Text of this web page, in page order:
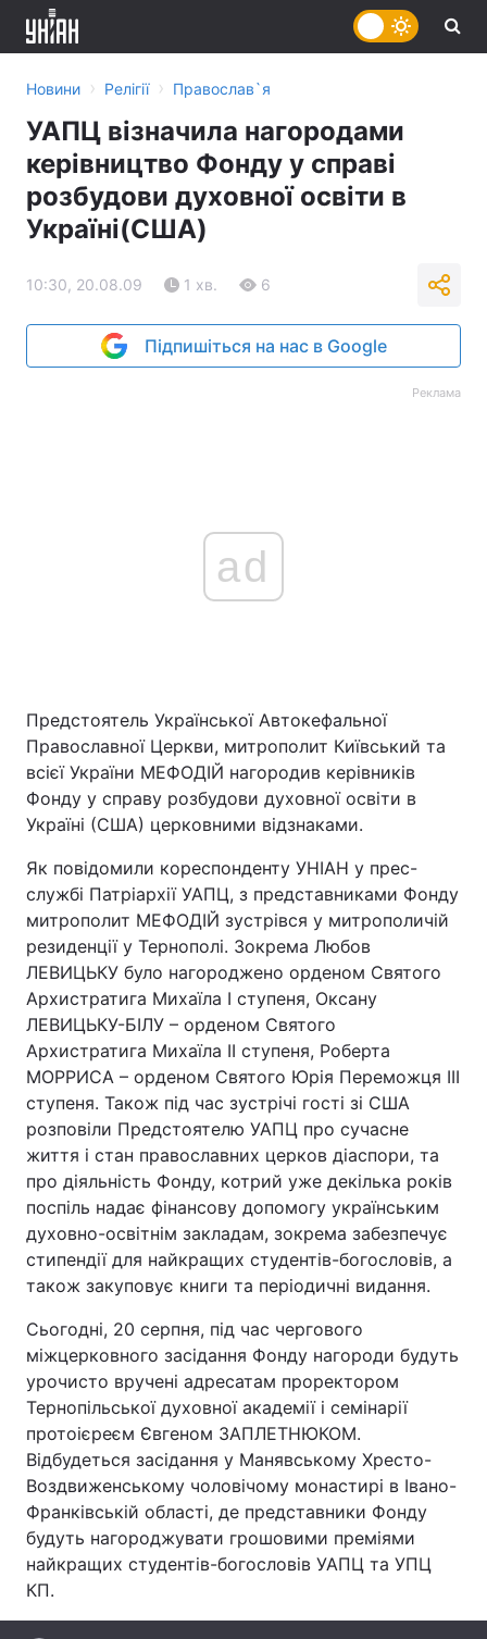
Головна Війна
Україна Політика
Економіка Світ
Спорт Наука
Техно і зв'язок Лайт
Здоров'я Туризм
Цікавинки Погода
Екологія
Лонгріди
Відео з Youtube Статті
Новини › Релігії › Православ`я
УАПЦ візначила нагородами
керівництво Фонду у справі
розбудови духовної освіти в
Україні(США)
10:30, 20.08.09 1 хв. 6
Підпишіться на нас в Google
Реклама
ad
Предстоятель Української Автокефальної
Православної Церкви, митрополит Київський та
всієї України МЕФОДІЙ нагородив керівників
Фонду у справу розбудови духовної освіти в
Україні (США) церковними відзнаками.
Як повідомили кореспонденту УНІАН у прес-
службі Патріархії УАПЦ, з представниками Фонду
митрополит МЕФОДІЙ зустрівся у митрополичій
резиденції у Тернополі. Зокрема Любов
ЛЕВИЦЬКУ було нагороджено орденом Святого
Архистратига Михаїла І ступеня, Оксану
ЛЕВИЦЬКУ-БІЛУ – орденом Святого
Архистратига Михаїла ІІ ступеня, Роберта
МОРРИСА – орденом Святого Юрія Переможця ІІІ
ступеня. Також під час зустрічі гості зі США
розповіли Предстоятелю УАПЦ про сучасне
життя і стан православних церков діаспори, та
про діяльність Фонду, котрий уже декілька років
поспіль надає фінансову допомогу українським
духовно-освітнім закладам, зокрема забезпечує
стипендії для найкращих студентів-богословів, а
також закуповує книги та періодичні видання.
Сьогодні, 20 серпня, під час чергового
міжцерковного засідання Фонду нагороди будуть
урочисто вручені адресатам проректором
Тернопільської духовної академії і семінарії
протоієреєм Євгеном ЗАПЛЕТНЮКОМ.
Відбудеться засідання у Манявському Хресто-
Воздвиженському чоловічому монастирі в Івано-
Франківській області, де представники Фонду
будуть нагороджувати грошовими преміями
найкращих студентів-богословів УАПЦ та УПЦ
КП.